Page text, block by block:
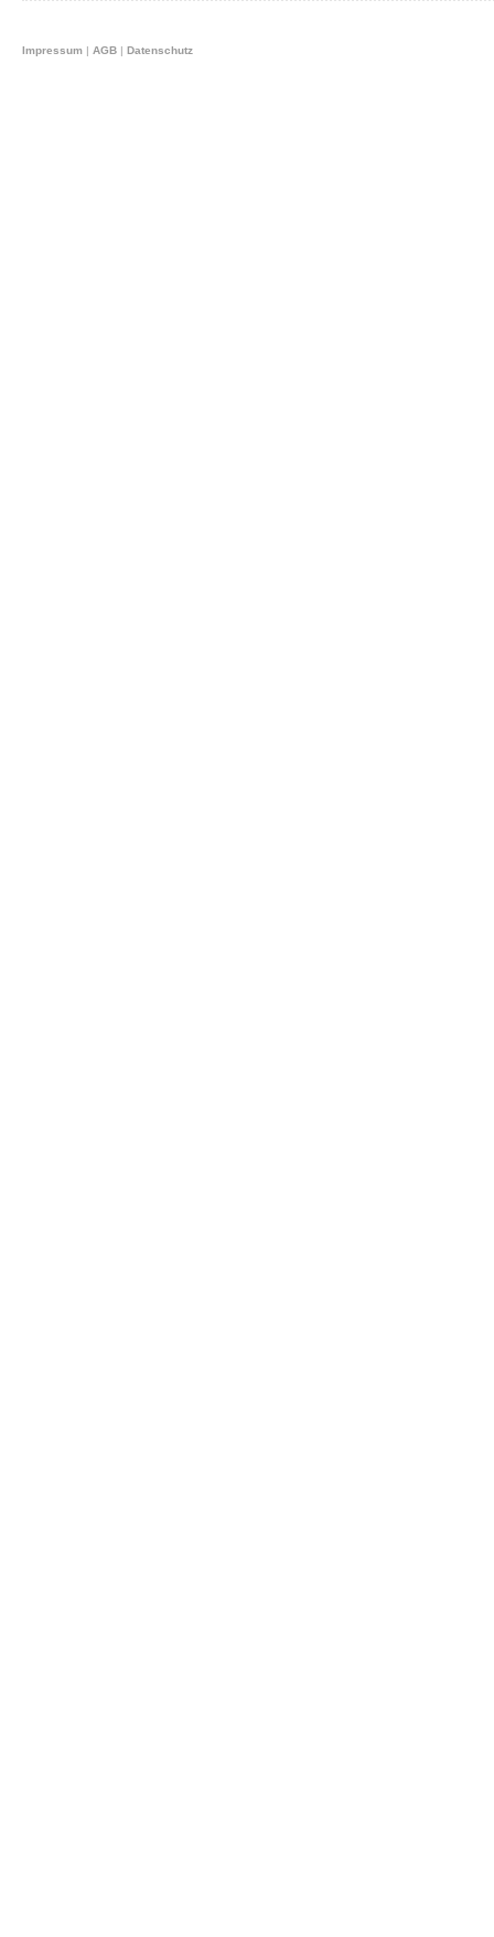
Impressum | AGB | Datenschutz